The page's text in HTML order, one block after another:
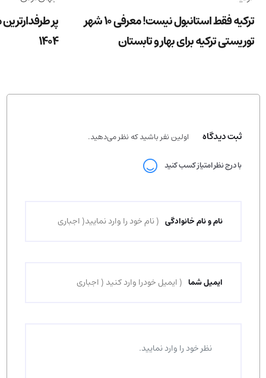
ترکیه فقط استانبول نیست! معرفی 10 شهر
توریستی ترکیه برای بهار و تابستان
پر
1404
ثبت دیدگاه اولین نفر باشید که نظر می‌دهید.
با درج نظر امتیاز کسب کنید
نام و نام خانوادگی
ایمیل شما